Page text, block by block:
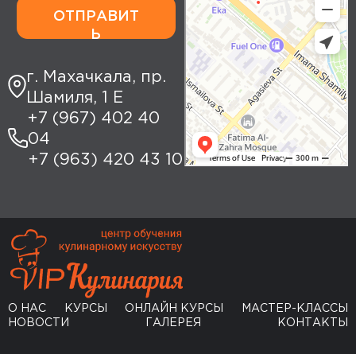
ОТПРАВИТ
Ь
г. Махачкала, пр.
Шамиля, 1 Е
+7 (967) 402 40
04
+7 (963) 420 43 10
О НАС КУРСЫ ОНЛАЙН КУРСЫ
МАСТЕР-КЛАССЫ
НОВОСТИ
ГАЛЕРЕЯ КОНТАКТЫ